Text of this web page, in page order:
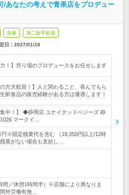
/あなたの考えで青果店をプロデュー
急募 第二新卒歓迎
日： 2027/01/18
力！】売り場のプロデュースをお任せします
の方大歓迎！】人と関わること、喜んでもら
鮮食品の販売経験がある方は優遇します！
集中！】 ◆静岡店 ユナイテッドベジーズ 静
マークイ…
円※固定残業代を含む （19,350円以上/12時
業がない場合も支給し…
間／休憩1時間半）※店舗により異なりま
外労働有無…